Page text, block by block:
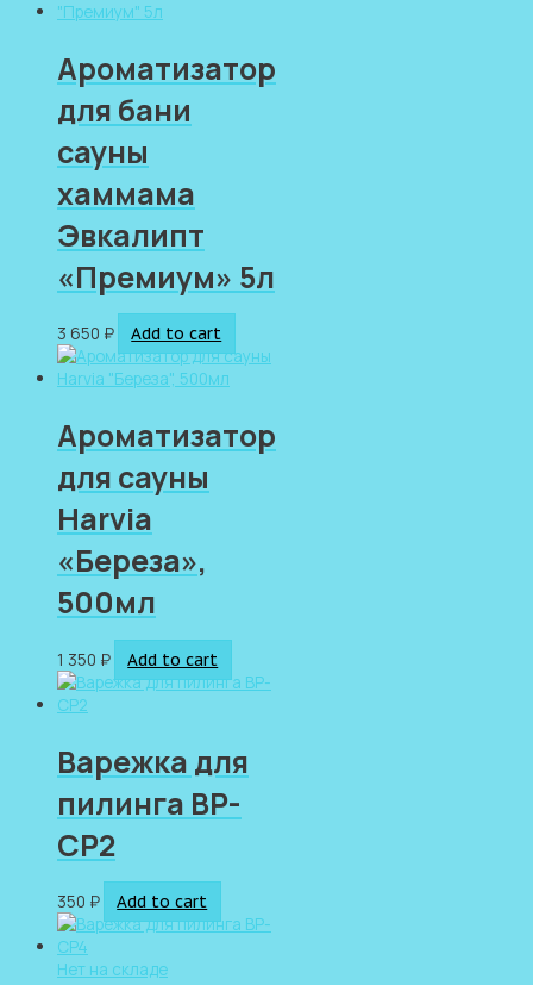
Ароматизатор
для бани
сауны
хаммама
Эвкалипт
«Премиум» 5л
3 650 ₽ Add to cart
Ароматизатор
для сауны
Harvia
«Береза»,
500мл
1 350 ₽ Add to cart
Варежка для
пилинга BP-
CP2
350 ₽ Add to cart
Нет на складе